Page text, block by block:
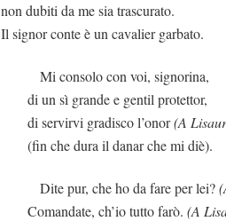
non dubiti da me sia trascurato.
Il signor conte è un cavalier garbato.
Mi consolo con voi, signorina,
di un sì grande e gentil protettor,
di servirvi gradisco l’onor(A
(fin che dura il danar che mi diè).
Dite pur, che ho da fare per lei?
Comandate, ch’io tutto farò. (A